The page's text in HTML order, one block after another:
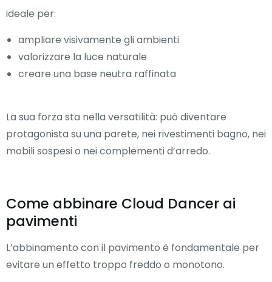
ideale per:
ampliare visivamente gli ambienti
valorizzare la luce naturale
creare una base neutra raffinata
La sua forza sta nella versatilità: può diventare
protagonista su una parete, nei rivestimenti bagno, nei
mobili sospesi o nei complementi d’arredo.
Come abbinare Cloud Dancer ai
pavimenti
L’abbinamento con il pavimento è fondamentale per
evitare un effetto troppo freddo o monotono.